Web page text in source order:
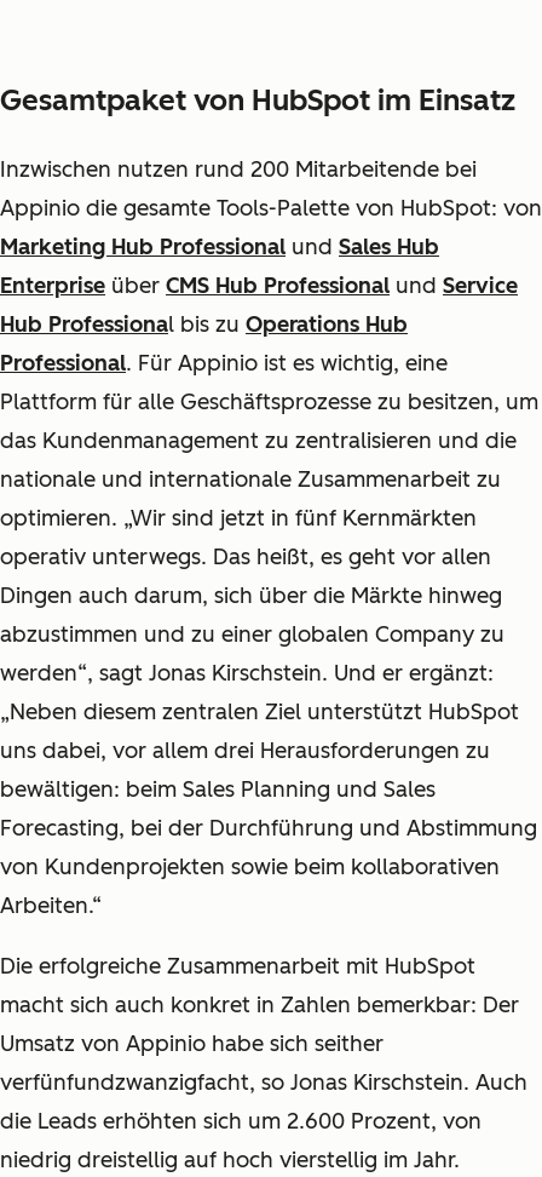
Gesamtpaket von HubSpot im Einsatz
Inzwischen nutzen rund 200 Mitarbeitende bei
Appinio die gesamte Tools-Palette von HubSpot: von
Marketing Hub Professional und Sales Hub
Enterprise über CMS Hub Professional und Service
Hub Professional bis zu Operations Hub
Professional. Für Appinio ist es wichtig, eine
Plattform für alle Geschäftsprozesse zu besitzen, um
das Kundenmanagement zu zentralisieren und die
nationale und internationale Zusammenarbeit zu
optimieren. „Wir sind jetzt in fünf Kernmärkten
operativ unterwegs. Das heißt, es geht vor allen
Dingen auch darum, sich über die Märkte hinweg
abzustimmen und zu einer globalen Company zu
werden“, sagt Jonas Kirschstein. Und er ergänzt:
„Neben diesem zentralen Ziel unterstützt HubSpot
uns dabei, vor allem drei Herausforderungen zu
bewältigen: beim Sales Planning und Sales
Forecasting, bei der Durchführung und Abstimmung
von Kundenprojekten sowie beim kollaborativen
Arbeiten.“
Die erfolgreiche Zusammenarbeit mit HubSpot
macht sich auch konkret in Zahlen bemerkbar: Der
Umsatz von Appinio habe sich seither
verfünfundzwanzigfacht, so Jonas Kirschstein. Auch
die Leads erhöhten sich um 2.600 Prozent, von
niedrig dreistellig auf hoch vierstellig im Jahr.